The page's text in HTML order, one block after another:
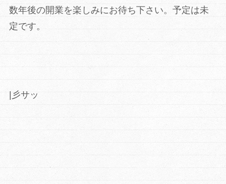
数年後の開業を楽しみにお待ち下さい。予定は未
定です。
|彡サッ